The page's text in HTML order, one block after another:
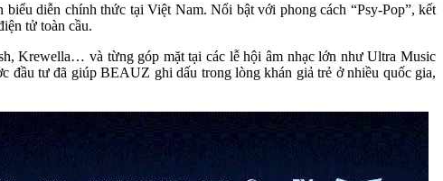
diễn chính thức tại Việt Nam. Nổi bật với phong cách “Psy-Pop”, kết
tử toàn cầu.
Krewella… và từng góp mặt tại các lễ hội âm nhạc lớn như Ultra Music
đầu tư đã giúp BEAUZ ghi dấu trong lòng khán giả trẻ ở nhiều quốc gia,